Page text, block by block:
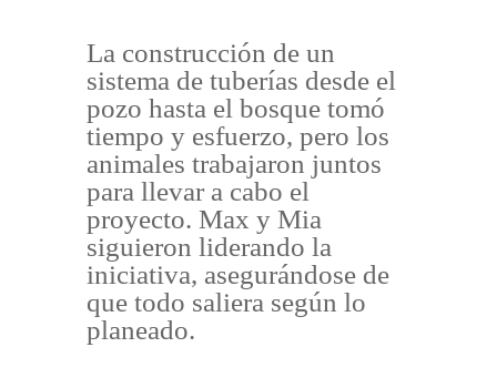
La construcción de un
sistema de tuberías desde el
pozo hasta el bosque tomó
tiempo y esfuerzo, pero los
animales trabajaron juntos
para llevar a cabo el
proyecto. Max y Mia
siguieron liderando la
iniciativa, asegurándose de
que todo saliera según lo
planeado.